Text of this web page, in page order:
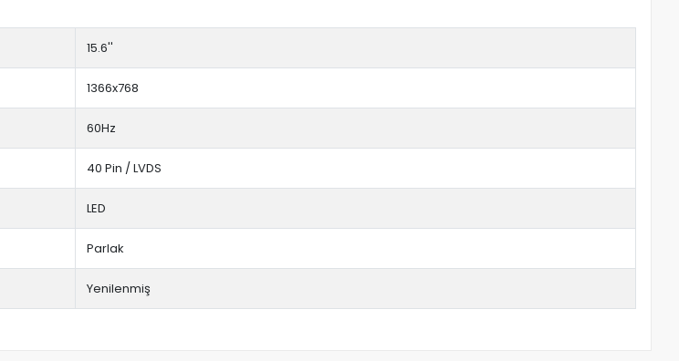
15.6''
1366x768
60Hz
40 Pin / LVDS
LED
Parlak
Yenilenmiş